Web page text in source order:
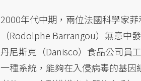
2000年代中期，兩位法國科學家
（Rodolphe Barrangou）無意中
丹尼斯克（Danisco）食品公司員
一種系統，能夠在入侵病毒的基